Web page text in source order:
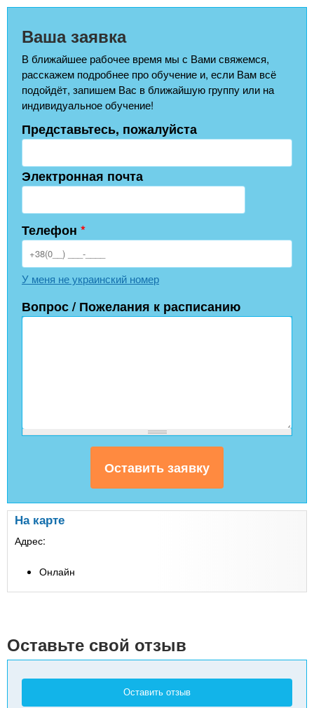
Ваша заявка
В ближайшее рабочее время мы с Вами свяжемся,
расскажем подробнее про обучение и, если Вам всё
подойдёт, запишем Вас в ближайшую группу или на
индивидуальное обучение!
Представьтесь, пожалуйста
Электронная почта
Телефон *
У меня не украинский номер
Вопрос / Пожелания к расписанию
На карте
Адрес:
Онлайн
Оставьте свой отзыв
Оставить отзыв